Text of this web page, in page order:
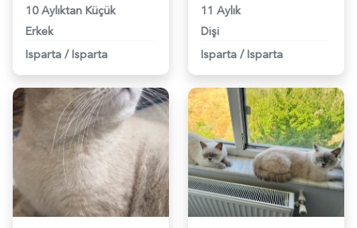
10 Aylıktan Küçük
Erkek
Isparta / Isparta
11 Aylık
Dişi
Isparta / Isparta